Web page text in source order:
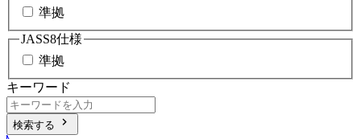
準拠
JASS8仕様
準拠
キーワード
検索する chevron_right